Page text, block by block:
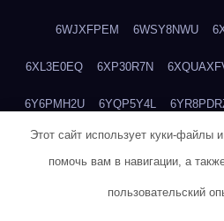
6WJXFPEM 6WSY8NWU
6XL3E0EQ 6XP30R7N
6Y6PMH2U 6YQP5Y4L
6ZT4UC5F 6ZYCUFVQ
Этот сайт использует куки-файлы
помочь вам в навигации, а
пользовательский